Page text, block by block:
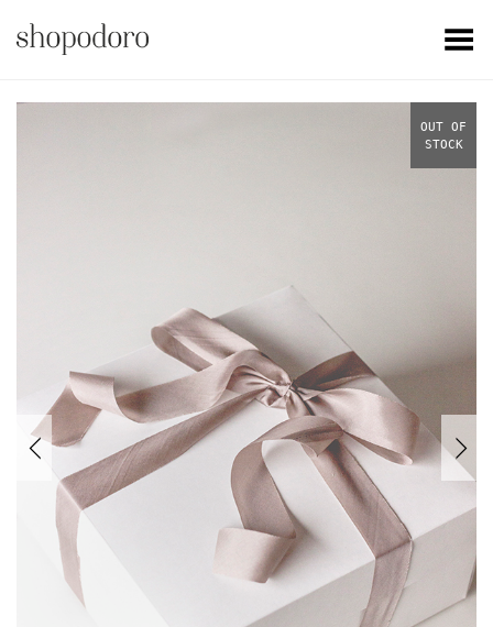
Toggle Menu
OUT OF
STOCK